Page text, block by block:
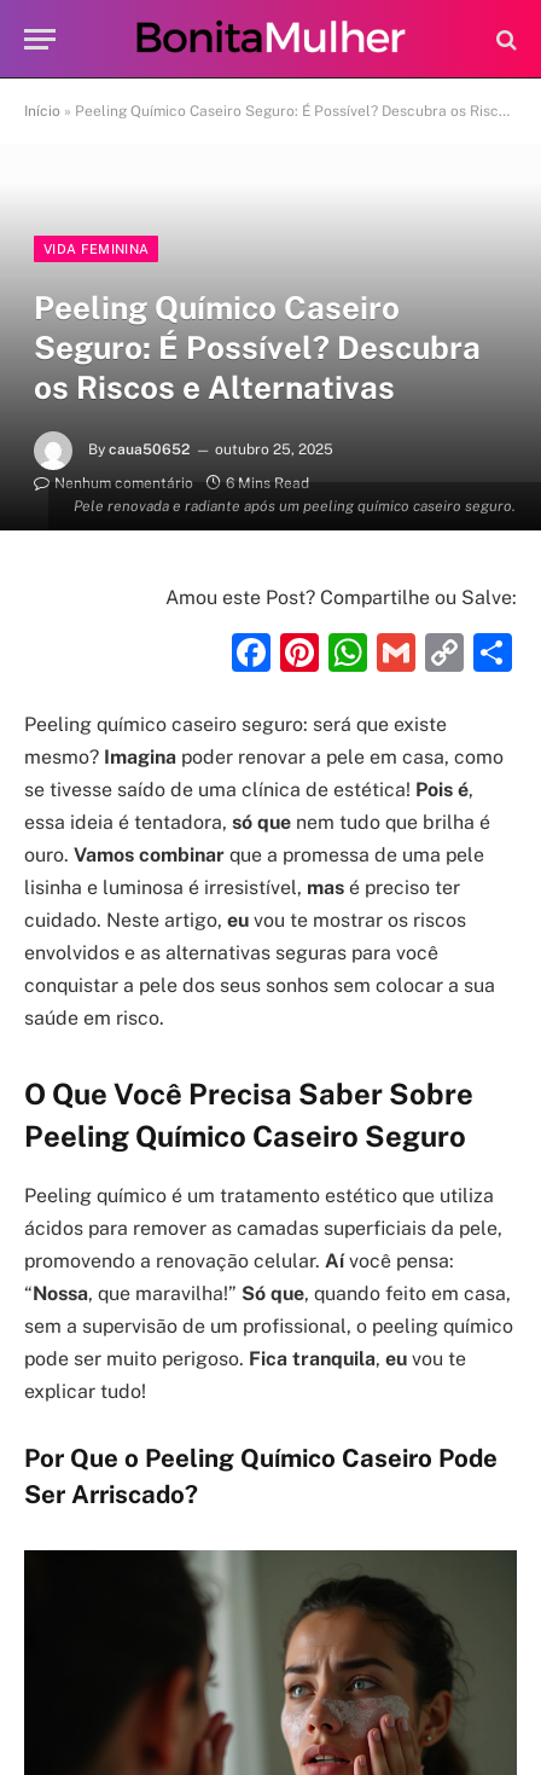
Início » Peeling Químico Caseiro Seguro: É Possível? Descubra os Riscos e Alternativas
Pele renovada e radiante após um peeling químico caseiro seguro.
VIDA FEMININA
Peeling Químico Caseiro
Seguro: É Possível? Descubra
os Riscos e Alternativas
By caua50652
outubro 25, 2025
Nenhum comentário
6 Mins Read
Amou este Post? Compartilhe ou Salve:
Facebook
Pinterest
Gmail
Peeling químico caseiro seguro: será que existe
mesmo? Imagina poder renovar a pele em casa, como
se tivesse saído de uma clínica de estética! Pois é,
essa ideia é tentadora, só que nem tudo que brilha é
ouro. Vamos combinar que a promessa de uma pele
lisinha e luminosa é irresistível, mas é preciso ter
cuidado. Neste artigo, eu vou te mostrar os riscos
envolvidos e as alternativas seguras para você
conquistar a pele dos seus sonhos sem colocar a sua
saúde em risco.
O Que Você Precisa Saber Sobre
Peeling Químico Caseiro Seguro
Peeling químico é um tratamento estético que utiliza
ácidos para remover as camadas superficiais da pele,
promovendo a renovação celular. Aívocê pensa:
“Nossa, que maravilha!” Só que, quando feito em casa,
sem a supervisão de um profissional, o peeling químico
pode ser muito perigoso. Fica tranquila, eu vou te
explicar tudo!
Por Que o Peeling Químico Caseiro Pode
Ser Arriscado?